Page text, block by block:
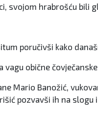
svojom hrabrošću bili
poručivši kako
obične
Mario Banožić,
pozvavši ih na slogu